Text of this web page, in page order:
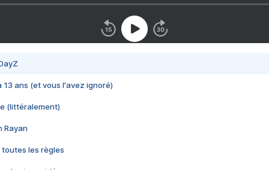
13 ans (et vous l'avez ignoré)
(littéralement)
Rayan
toutes les règles